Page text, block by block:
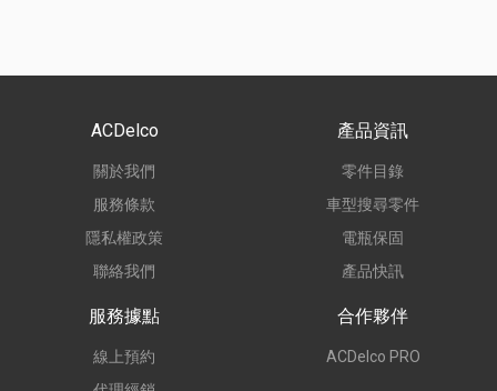
ACDelco
關於我們
服務條款
隱私權政策
聯絡我們
產品資訊
零件目錄
車型搜尋零件
電瓶保固
產品快訊
服務據點
線上預約
合作夥伴
ACDelco PRO